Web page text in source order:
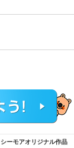
シーモアオリジナル作品